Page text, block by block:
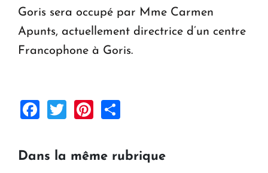
Goris sera occupé par Mme Carmen
Apunts, actuellement directrice d’un centre
Francophone à Goris.
Facebook
TwitterPinterest
Dans la même rubrique